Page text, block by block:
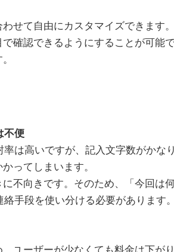
せて自由にカスタマイズできます
確認できるようにすることが可能で
不便
は高いですが、記入文字数がかな
ってしまいます。
不向きです。そのため、「今回は
手段を使い分ける必要があります。